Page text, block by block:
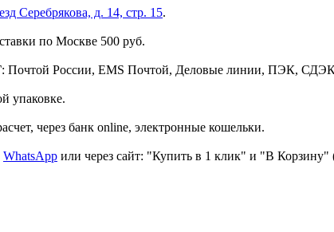
Серебрякова, д. 14, стр. 15.
по Москве 500 руб.
Почтой России, EMS Почтой, Деловые линии, ПЭК,
упаковке.
через банк online, электронные кошельки.
WhatsApp или через сайт: "Купить в 1 клик" и "В Корзину"